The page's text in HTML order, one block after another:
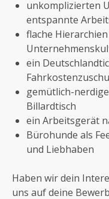
unkomplizierten
entspannte
flache
ein
gemütlich-
Billardtisch
ein Arbeitsgerät
Bürohunde als
und Liebhaben
Haben wir dein
uns auf deine